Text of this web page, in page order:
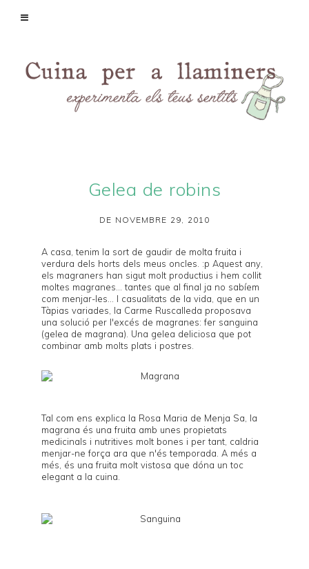
Gelea de robins
DE NOVEMBRE 29, 2010
A casa, tenim la sort de gaudir de molta fruita i
verdura dels horts dels meus oncles. :p Aquest any,
els magraners han sigut molt productius i hem collit
moltes magranes... tantes que al final ja no sabíem
com menjar-les... I casualitats de la vida, que en un
Tàpias variades , la Carme Ruscalleda proposava
una solució per l'excés de magranes: fer sanguina
(gelea de magrana). Una gelea deliciosa que pot
combinar amb molts plats i postres.
Tal com ens explica la Rosa Maria de Menja Sa , la
magrana és una fruita amb unes propietats
medicinals i nutritives molt bones i per tant, caldria
menjar-ne força ara que n'és temporada. A més a
més, és una fruita molt vistosa que dóna un toc
elegant a la cuina.